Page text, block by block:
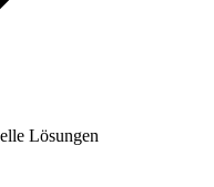
Lösungen